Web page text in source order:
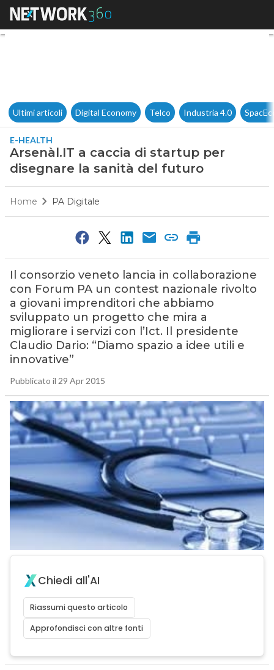
Arsenàl.IT a caccia di
Ultimi articoli Digital Economy Telco Industria 4.0
E-HEALTH
Arsenàl.IT a caccia di startup per
disegnare la sanità del futuro
Home PA Digitale
Il consorzio veneto lancia in collaborazione
con Forum PA un contest nazionale rivolto
a giovani imprenditori che abbiamo
sviluppato un progetto che mira a
migliorare i servizi con l’Ict. Il presidente
Claudio Dario: “Diamo spazio a idee utili e
innovative”
Pubblicato il 29 Apr 2015
Chiedi all'AI
Riassumi questo articolo
Approfondisci con altre fonti